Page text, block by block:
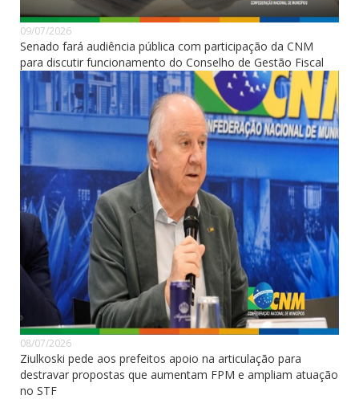
09/07/2026
Senado fará audiência pública com participação da CNM
para discutir funcionamento do Conselho de Gestão Fiscal
08/07/2026
Ziulkoski pede aos prefeitos apoio na articulação para
destravar propostas que aumentam FPM e ampliam atuação
no STF